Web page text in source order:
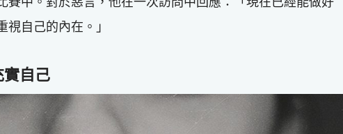
自己的內在。」
自己